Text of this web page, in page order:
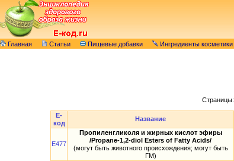
Главная Статьи Пищевые добавки Ингредиенты косметики
Страницы:
E-
код
Название
E477
Пропиленгликоля и жирных кислот эфиры
/Propane-1,2-diol Esters of Fatty Acids/
(могут быть животного происхождения; могут быть
ГМ)